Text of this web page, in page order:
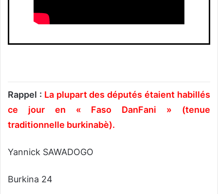
Rappel : La plupart des députés étaient habillés
ce jour en « Faso DanFani » (tenue
traditionnelle burkinabè).
Yannick SAWADOGO
Burkina 24